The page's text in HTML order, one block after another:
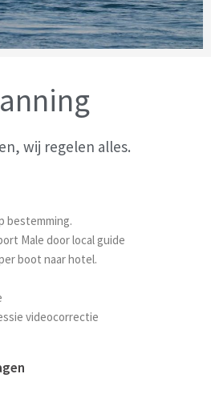
wij regelen alles.
bestemming.
Male door local guide
boot naar hotel.
videocorrectie